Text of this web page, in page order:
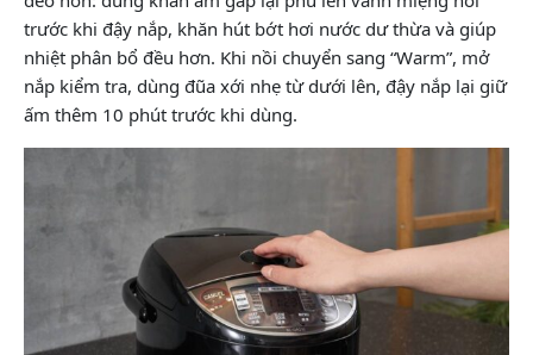
trước khi đậy nắp, khăn hút bớt hơi nước dư thừa và giúp
nhiệt phân bổ đều hơn. Khi nồi chuyển sang “Warm”, mở
nắp kiểm tra, dùng đũa xới nhẹ từ dưới lên, đậy nắp lại giữ
ấm thêm 10 phút trước khi dùng.